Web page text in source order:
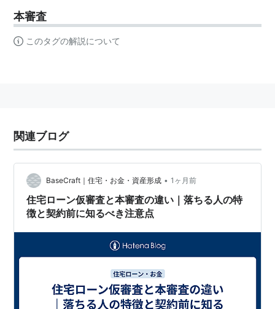
本審査
このタグの解説について
関連ブログ
BaseCraft｜住宅・お金・資産形成 • 1ヶ月前
住宅ローン仮審査と本審査の違い｜落ちる人の特
徴と契約前に知るべき注意点